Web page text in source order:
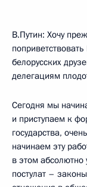
В.Путин: Хочу
белорусских
делегациям
Сегодня мы
и приступаем к
государства,
начинаем эту
в этом абсолютно
постулат –